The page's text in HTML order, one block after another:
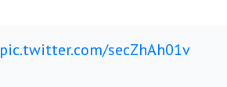
pic.twitter.com/secZhAh01v